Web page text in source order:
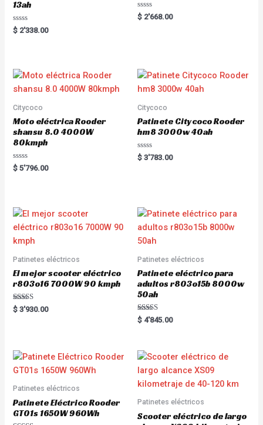
13ah
R
a
o
u
o
5
$ 2'338.00
R
a
t
o
f
5
$ 2'668.00
Citycoco
Moto eléctrica Rooder
shansu 8.0 4000W
80kmph
R
a
o
u
o
f
5
$ 5'796.00
Citycoco
Patinete Citycoco Rooder
hm8 3000w 40ah
R
a
u
t
f
$ 3'783.00
Patinetes eléctricos
El mejor scooter eléctrico
r803o16 7000W 90 kmph
Rated
5.00
$ 3'930.00
Patinetes eléctricos
Patinete eléctrico para
adultos r803o15b 8000w
50ah
Rated
5.00
$ 4'845.00
Patinetes eléctricos
Patinete Eléctrico Rooder
GT01s 1650W 960Wh
Patinetes eléctricos
Scooter eléctrico de largo